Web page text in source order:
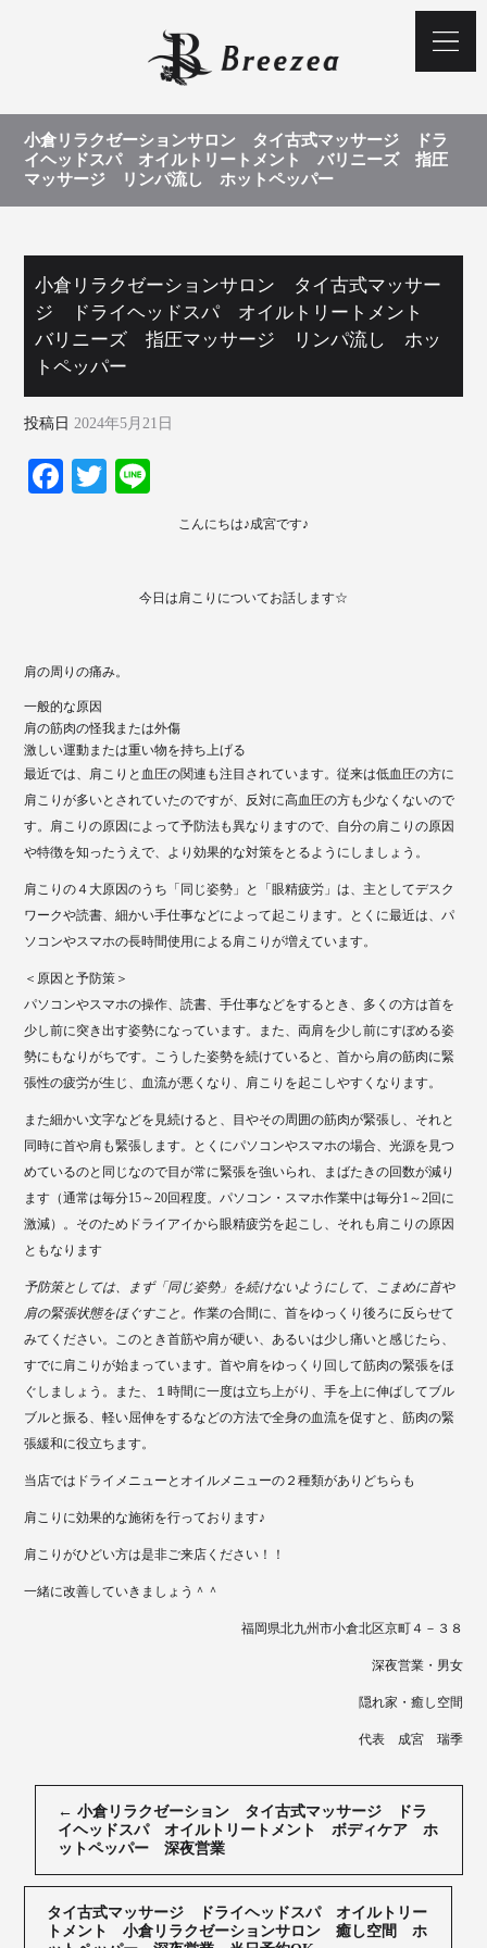
小倉リラクゼーションサロン タイ古式マッサージ ドラ
イヘッドスパ オイルトリートメント バリニーズ 指圧
マッサージ リンパ流し ホットペッパー
小倉リラクゼーションサロン タイ古式マッサー
ジ ドライヘッドスパ オイルトリートメント
バリニーズ 指圧マッサージ リンパ流し ホッ
トペッパー
投稿日 2024年5月21日
Fa T
neこんにちは♪成宮です♪
今日は肩こりについてお話します☆
肩の周りの痛み。
一般的な原因
肩の筋肉の怪我または外傷
激しい運動または重い物を持ち上げる
最近では、肩こりと血圧の関連も注目されています。従来は低血圧の方に
肩こりが多いとされていたのですが、反対に高血圧の方も少なくないので
す。肩こりの原因によって予防法も異なりますので、自分の肩こりの原因
や特徴を知ったうえで、より効果的な対策をとるようにしましょう。
肩こりの４大原因のうち「同じ姿勢」と「眼精疲労」は、主としてデスク
ワークや読書、細かい手仕事などによって起こります。とくに最近は、パ
ソコンやスマホの長時間使用による肩こりが増えています。
＜原因と予防策＞
パソコンやスマホの操作、読書、手仕事などをするとき、多くの方は首を
少し前に突き出す姿勢になっています。また、両肩を少し前にすぼめる姿
勢にもなりがちです。こうした姿勢を続けていると、首から肩の筋肉に緊
張性の疲労が生じ、血流が悪くなり、肩こりを起こしやすくなります。
また細かい文字などを見続けると、目やその周囲の筋肉が緊張し、それと
同時に首や肩も緊張します。とくにパソコンやスマホの場合、光源を見つ
めているのと同じなので目が常に緊張を強いられ、まばたきの回数が減り
ます（通常は毎分15～20回程度。パソコン・スマホ作業中は毎分1～2回に
激減）。そのためドライアイから眼精疲労を起こし、それも肩こりの原因
ともなります
予防策としては、まず「同じ姿勢」を続けないようにして、こまめに首や
肩の緊張状態をほぐすこと。作業の合間に、首をゆっくり後ろに反らせて
みてください。このとき首筋や肩が硬い、あるいは少し痛いと感じたら、
すでに肩こりが始まっています。首や肩をゆっくり回して筋肉の緊張をほ
ぐしましょう。また、１時間に一度は立ち上がり、手を上に伸ばしてブル
ブルと振る、軽い屈伸をするなどの方法で全身の血流を促すと、筋肉の緊
張緩和に役立ちます。
当店ではドライメニューとオイルメニューの２種類がありどちらも
肩こりに効果的な施術を行っております♪
肩こりがひどい方は是非ご来店ください！！
一緒に改善していきましょう＾＾
福岡県北九州市小倉北区京町４－３８
深夜営業・男女
隠れ家・癒し空間
代表 成宮 瑞季
← 小倉リラクゼーション タイ古式マッサージ ドラ
イヘッドスパ オイルトリートメント ボディケア ホ
ットペッパー 深夜営業
タイ古式マッサージ ドライヘッドスパ オイルトリー
トメント 小倉リラクゼーションサロン 癒し空間 ホ